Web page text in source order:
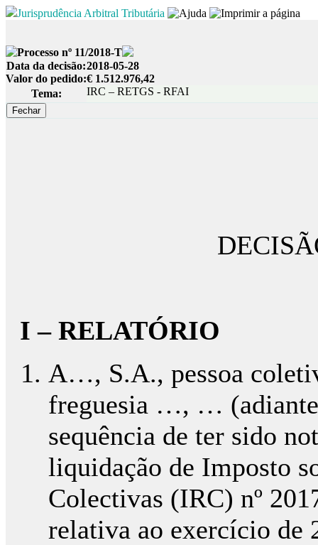
Jurisprudência Arbitral Tributária
Processo nº 11/2018-T
Data da decisão:2018-05-28
Valor do pedido:€ 1.512.976,42
Tema:
IRC – RETGS - RFAI
I – RELATÓRIO
A…, S.A., pessoa
freguesia …, … (adiante
sequência de ter sido
liquidação de Imposto
Colectivas (IRC) nº
relativa ao exercício de